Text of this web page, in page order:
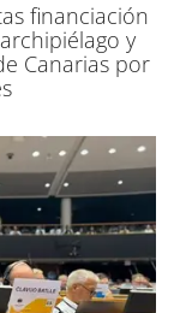
financiación
y
Canarias por